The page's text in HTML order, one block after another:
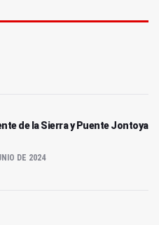
de la Sierra y Puente Jontoya
DE 2024